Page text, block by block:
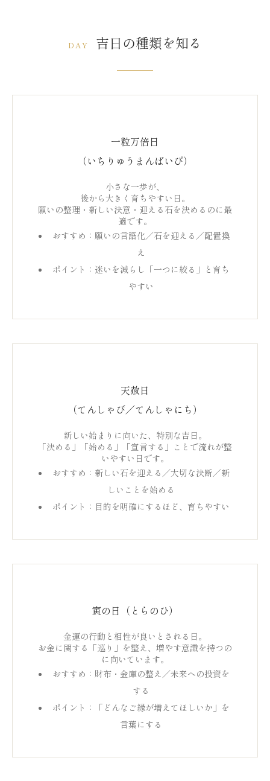
DAY 吉日の種類を知る
一粒万倍日
（いちりゅうまんばいび）
小さな一歩が、
後から大きく育ちやすい日。
願いの整理・新しい決意・迎える石を決めるのに最
適です。
おすすめ：願いの言語化／石を迎える／配置換
え
ポイント：迷いを減らし「一つに絞る」と育ち
やすい
天赦日
（てんしゃび／てんしゃにち）
新しい始まりに向いた、特別な吉日。
「決める」「始める」「宣言する」ことで流れが整
いやすい日です。
おすすめ：新しい石を迎える／大切な決断／新
しいことを始める
ポイント：目的を明確にするほど、育ちやすい
寅の日（とらのひ）
金運の行動と相性が良いとされる日。
お金に関する「巡り」を整え、増やす意識を持つの
に向いています。
おすすめ：財布・金庫の整え／未来への投資を
する
ポイント：「どんなご縁が増えてほしいか」を
言葉にする